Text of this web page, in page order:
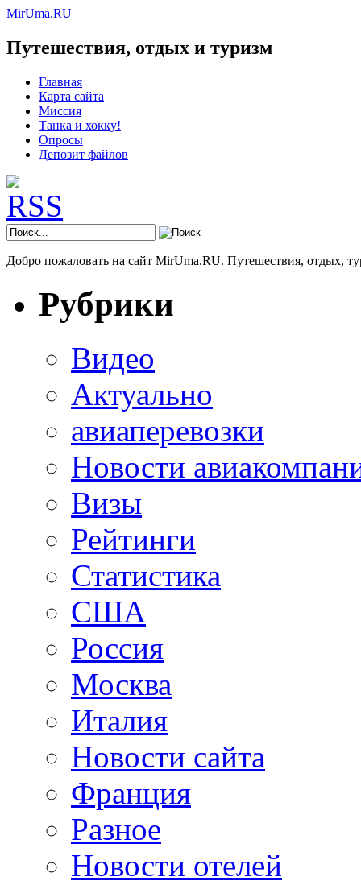
MirUma.RU
Путешествия, отдых и туризм
Главная
Карта сайта
Миссия
Танка и хокку!
Опросы
Депозит файлов
Добро пожаловать на сайт MirUma.RU. Путешествия, отдых,
Рубрики
Видео
Актуально
авиаперевозки
Новости
Визы
Рейтинги
Статистика
США
Россия
Москва
Италия
Новости сайта
Франция
Разное
Новости отелей